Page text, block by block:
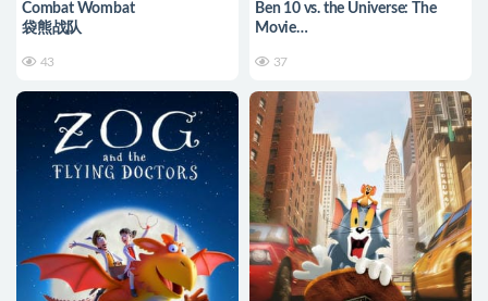
Combat Wombat
袋熊战队
43
Ben 10 vs. the Universe: The
Movie
37